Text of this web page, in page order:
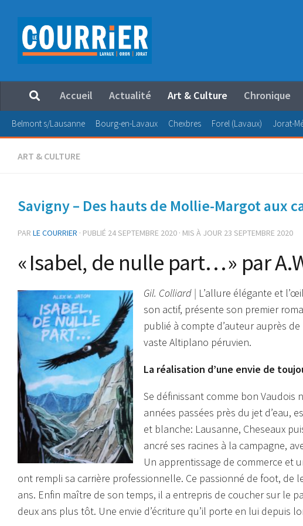
Au dessous du contenu
Accueil Actualité Art & Culture Chronique
Belmont s/Lausanne Bourg-en-Lavaux Chexbres Forel (Lavaux) Jorat-
ART & CULTURE
Savigny – Des hauts de Mollie-Margot aux
PAR LE COURRIER · PUBLIÉ 24 SEPTEMBRE 2020 · MIS À JOUR 23 SEPTEMBRE 2020
« Isabel, de nulle part… » par
Gil. Colliard | L’allure élégante et
son actif, présente son premier
publié à compte d’auteur auprès
vaste Altiplano péruvien.
La réalisation d’une envie de
Se définissant comme bon Vaudois
années passées près du jet d’eau,
et blanche: Lausanne, Cheseaux
ancré ses racines à la campagne,
Un apprentissage de commerce et
ont rempli sa carrière professionnelle. Ce passionné de foot, de
ans. Enfin maître de son temps, il a entrepris de coucher sur le
deux ans plus tôt. Une envie d’écriture qu’il porte en lui depuis